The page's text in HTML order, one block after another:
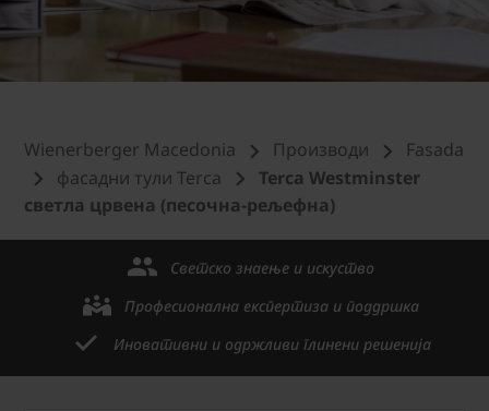
Wienerberger Macedonia Производи
Fasada
фасадни тули Terca
Terca Westminster
светла црвена (песочна-рељефна)
Светско знаење и искуство
Професионална експертиза и поддршка
Иновативни и одржливи глинени решенија